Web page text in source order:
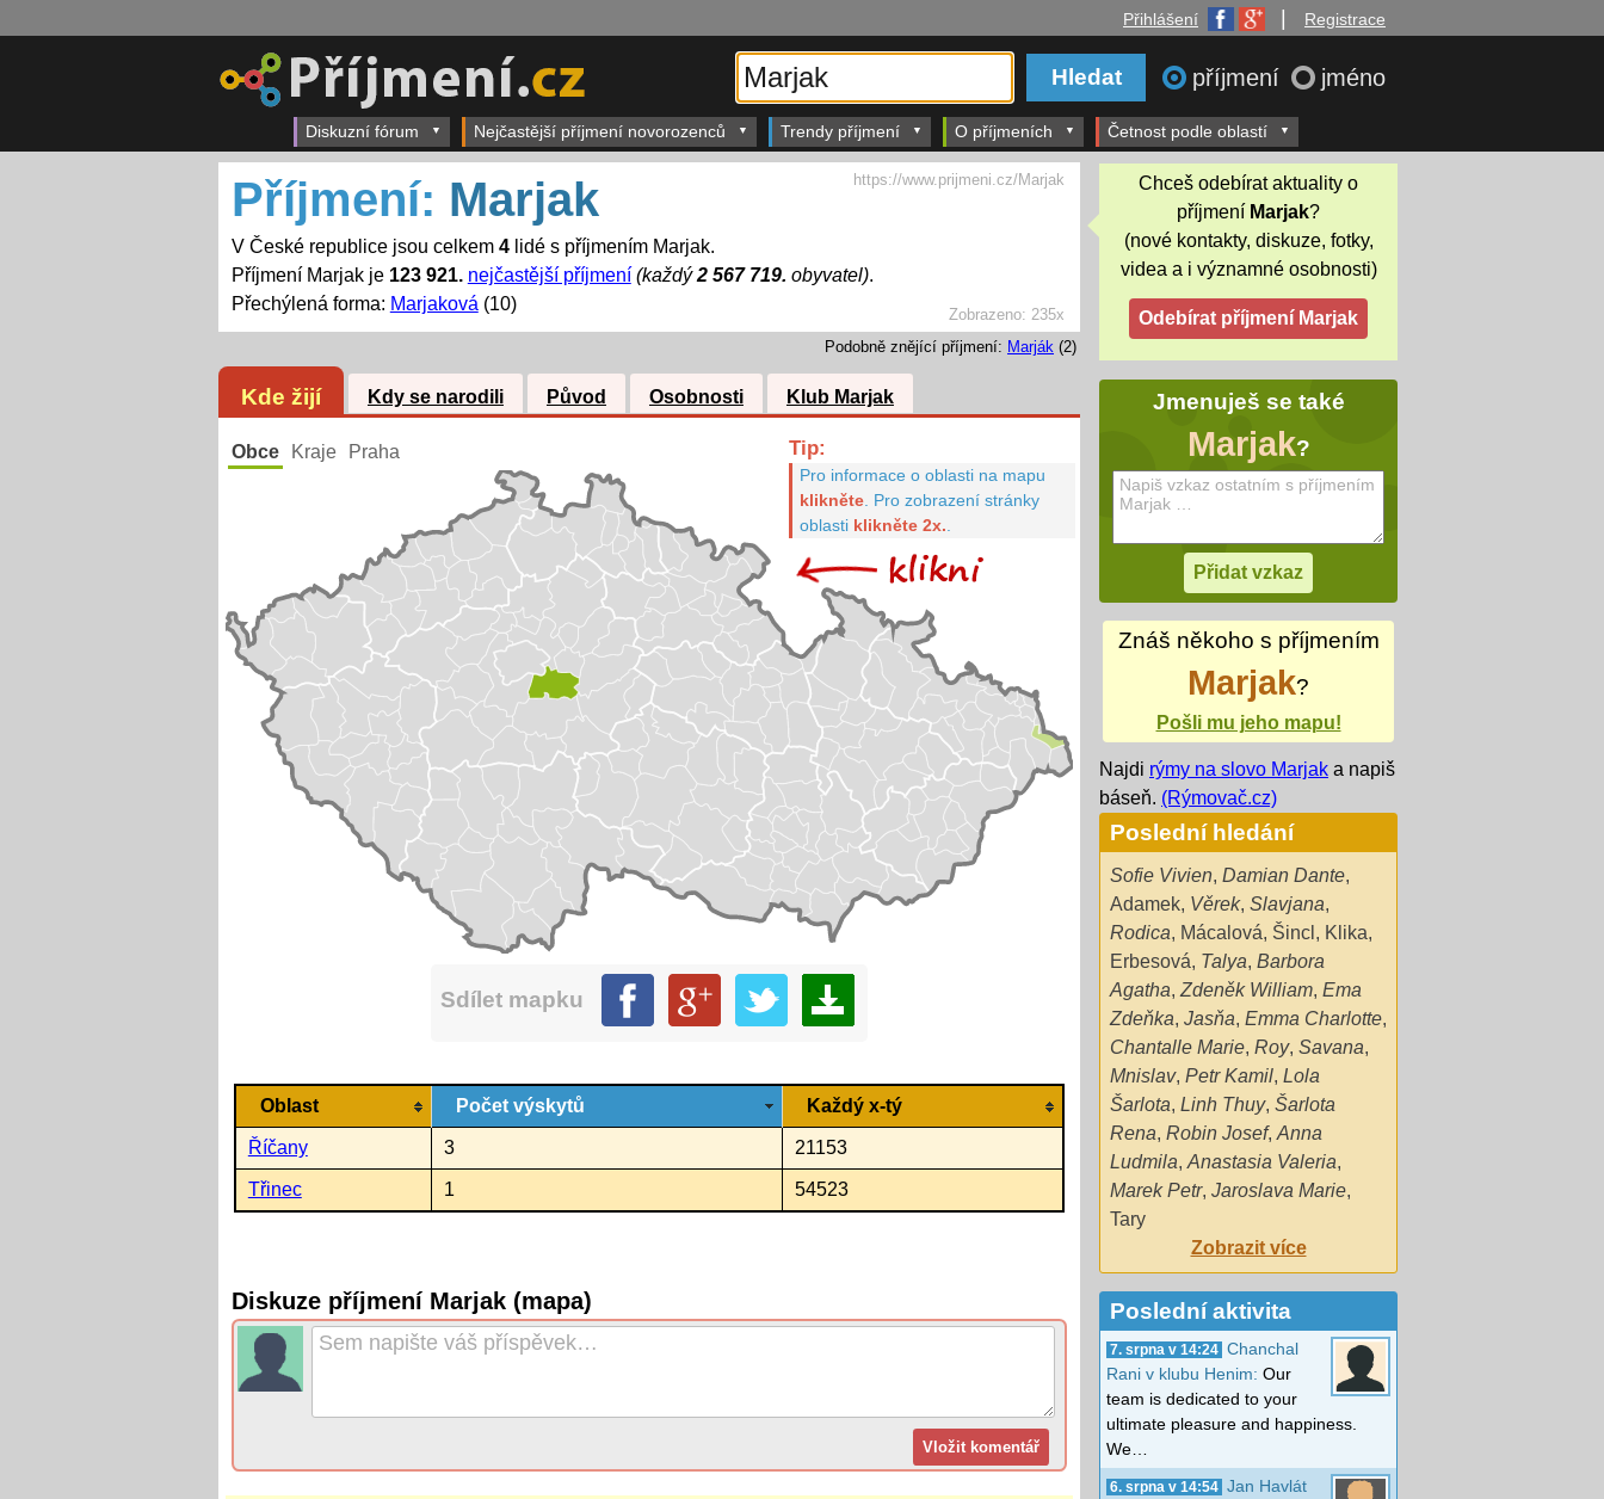
Přihlášení Registrace
příjmení jméno
Diskuzní fórum Nejčastější příjmení novorozenců Trendy příjmení O příjmeních Četnost podle oblastí
Zobrazeno:235x
Příjmení: Marjak
V České republice jsou celkem 4lidé s příjmením Marjak.
Příjmení Marjak je 123 921. nejčastější příjmení (každý2 567 719. obyvatel).
Přechýlená forma: Marjaková (10)
https://www.prijmeni.cz/Marjak
Podobně znějící příjmení: Marják (2)
Kde žijí Kdy se narodili Původ Osobnosti Klub Marjak
Obce Kraje Praha Tip:
Pro informace o oblasti na mapu
klikněte. Pro zobrazení stránky
oblasti klikněte 2x.
Sdílet mapku
Oblast Počet výskytů Každý x-tý
Říčany 3 21153
Třinec 1 54523
Diskuze příjmení Marjak (mapa)
Chceš odebírat aktuality o
příjmení Marjak?
(nové kontakty, diskuze, fotky,
videa a i významné osobnosti)
Jmenuješ se také
Marjak?
Znáš někoho s příjmením
Marjak?
Pošli mu jeho mapu!
Najdi rýmy na slovo Marjak a napiš
báseň. (Rýmovač.cz)
Poslední hledání
Sofie Vivien, Damian Dante,
Adamek, Věrek, Slavjana,
Rodica, Mácalová, Šincl , Klika,
Erbesová, Talya, Barbora
Agatha, Zdeněk William, Ema
Zdeňka, Jasňa, Emma Charlotte,
Chantalle Marie, Roy, Savana,
Mnislav, Petr Kamil, Lola
Šarlota, Linh Thuy, Šarlota
Rena, Robin Josef, Anna
Ludmila, Anastasia Valeria,
Marek Petr, Jaroslava Marie,
Tary
Zobrazit více
Poslední aktivita
7. srpna v 14:24 Chanchal
Rani v klubu Henim: Our
team is dedicated to your
ultimate pleasure and happiness.
We…
6. srpna v 14:54 Jan Havlát